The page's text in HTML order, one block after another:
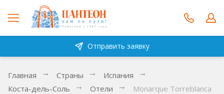
Отправить заявку
Главная Страны
Испания
Коста-дель-Соль
Отели Monarque Torreblanca